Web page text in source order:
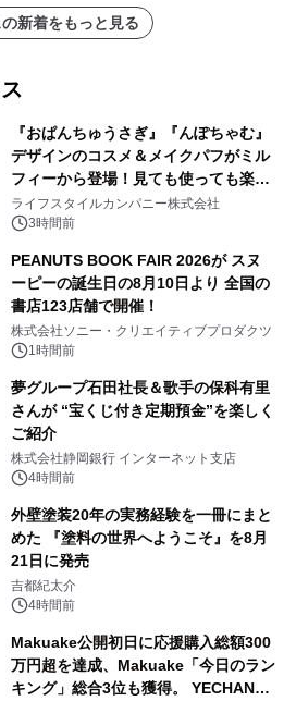
新着をもっと見る
『おぱんちゅうさぎ』『んぽちゃむ』
デザインのコスメ＆メイクパフがミル
フィーから登場！見ても使っても楽し
い、ポップでキュートなコレクショ
ン。
ライフスタイルカンパニー株式会社
3時間前
PEANUTS BOOK FAIR 2026が スヌ
ーピーの誕生日の8月10日より 全国の
書店123店舗で開催！
株式会社ソニー・クリエイティブプロダクツ
1時間前
夢グループ石田社長＆歌手の保科有里
さんが “宝くじ付き定期預金”を楽しく
ご紹介
株式会社静岡銀行 インターネット支店
4時間前
外壁塗装20年の実務経験を一冊にまと
めた 『塗料の世界へようこそ』を8月
21日に発売
吉都紀太介
4時間前
Makuake公開初日に応援購入総額300
万円超を達成、Makuake「今日のラン
キング」総合3位も獲得。 YECHAN音